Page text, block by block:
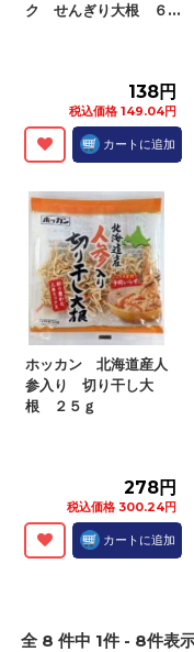
ク せんぎり大根 ６...
138円
税込価格 149.04円
カートに追加
ホッカン 北海道産人
参入り 切り干し大
根 ２５ｇ
278円
税込価格 300.24円
カートに追加
全 8 件中 1件 - 8件表